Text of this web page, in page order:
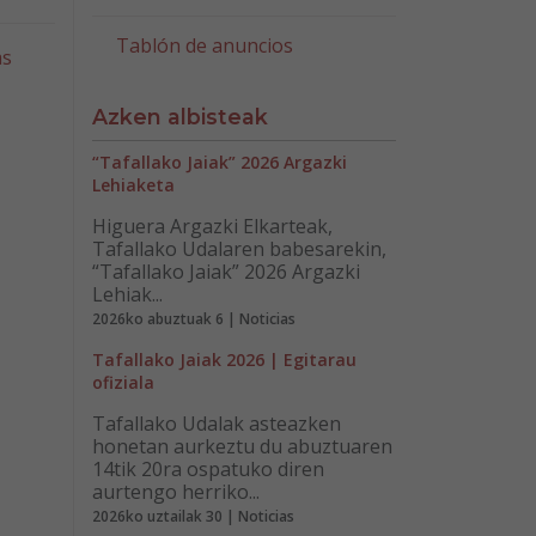
Tablón de anuncios
Azken albisteak
“Tafallako Jaiak” 2026 Argazki
Lehiaketa
Higuera Argazki Elkarteak,
Tafallako Udalaren babesarekin,
“Tafallako Jaiak” 2026 Argazki
Lehiak...
2026ko abuztuak 6 | Noticias
Tafallako Jaiak 2026 | Egitarau
ofiziala
Tafallako Udalak asteazken
honetan aurkeztu du abuztuaren
14tik 20ra ospatuko diren
aurtengo herriko...
2026ko uztailak 30 | Noticias